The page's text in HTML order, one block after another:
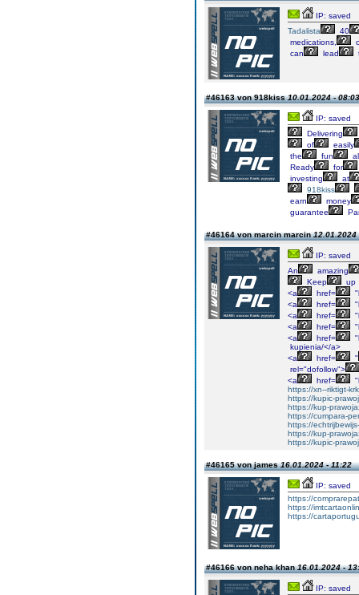
IP: saved
Tadalista
40
medications,
can
lead
#46163 von 918kiss10.01.2024 - 08:03
IP: saved
Delivering
of
easily
the
fun
Ready
for
investing
at
918kiss
earn
money
guarantee
#46164 von marcin marcin12.01.2024
IP: saved
An
amazing
Keep
up
<a
href=
<a
href=
<a
href=
<a
href=
<a
href=
kupienia/</a>
<a
href=
"
rel="dofollow">
<a
href=
https://xn--riktigt-
https://kupic-
https://kup-
https://cumpara-
https://
https://kup-
https://kupic-
#46165 von james16.01.2024 - 11:22
IP: saved
https://
https://
https://
#46166 von neha khan16.01.2024 -
IP: saved